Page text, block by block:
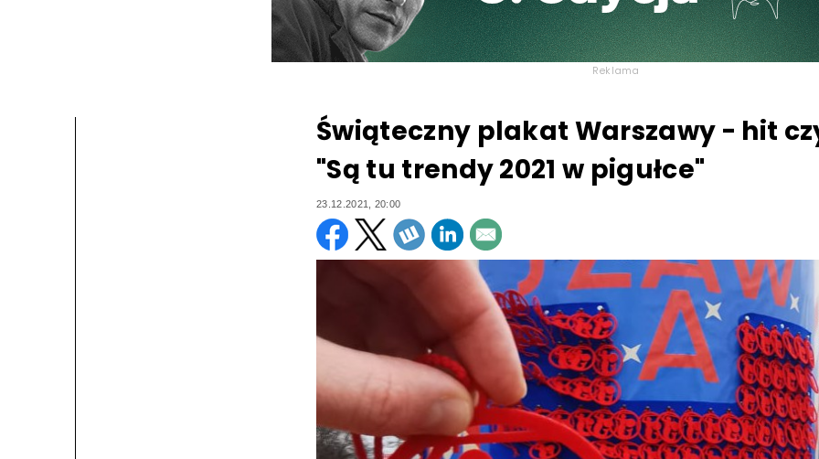
Reklama
Świąteczny plakat Warszawy - hit
"Są tu trendy 2021 w pigułce"
23.12.2021, 20:00